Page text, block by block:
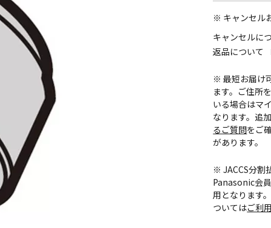
※ キャンセル
キャンセルに
返品について
※ 最短お届け
ます。ご住所
いる場合はマ
なります。追
るご質問をご
があります。
※ JACCS分割
Panasonic会
用となります
ついてはご利